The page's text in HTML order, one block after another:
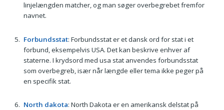
linjelængden matcher, og man søger overbegrebet fremfor
navnet.
Forbundsstat: Forbundsstat er et dansk ord for stat i et
forbund, eksempelvis USA. Det kan beskrive enhver af
staterne. I krydsord med usa stat anvendes forbundsstat
som overbegreb, især når længde eller tema ikke peger på
en specifik stat.
North dakota: North Dakota er en amerikansk delstat på